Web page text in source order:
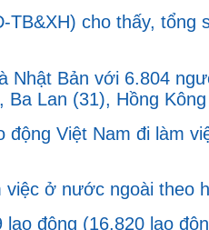
cho thấy,
Nhật Bản với 6.804
Lan (31), Hồng
Việt Nam đi làm
ở nước ngoài theo
động (16.820 lao